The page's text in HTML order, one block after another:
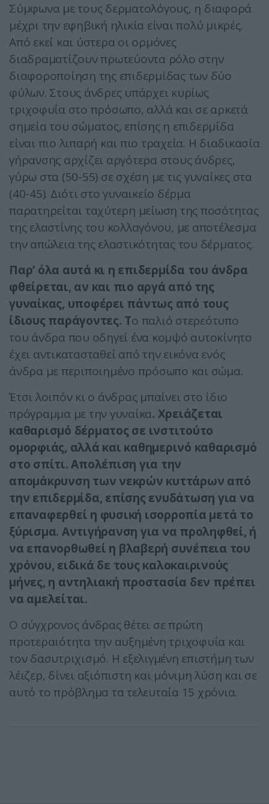
Σύμφωνα με τους δερματολόγους, η διαφορά
μέχρι την εφηβική ηλικία είναι πολύ μικρές.
Από εκεί και ύστερα οι ορμόνες
διαδραματίζουν πρωτεύοντα ρόλο στην
διαφοροποίηση της επιδερμίδας των δύο
φύλων. Στους άνδρες υπάρχει κυρίως
τριχοφυΐα στο πρόσωπο, αλλά και σε αρκετά
σημεία του σώματος, επίσης η επιδερμίδα
είναι πιο λιπαρή και πιο τραχεία. H διαδικασία
γήρανσης αρχίζει αργότερα στους άνδρες,
γύρω στα (50-55) σε σχέση με τις γυναίκες στα
(40-45). Διότι στο γυναικείο δέρμα
παρατηρείται ταχύτερη μείωση της ποσότητας
της ελαστίνης του κολλαγόνου, με αποτέλεσμα
την απώλεια της ελαστικότητας του δέρματος.
Παρ’ όλα αυτά κι η επιδερμίδα του άνδρα
φθείρεται, αν και πιο αργά από της
γυναίκας, υποφέρει πάντως από τους
ίδιους παράγοντες. Το παλιό στερεότυπο
του άνδρα που οδηγεί ένα κομψό αυτοκίνητο
έχει αντικατασταθεί από την εικόνα ενός
άνδρα με περιποιημένο πρόσωπο και σώμα.
Έτσι λοιπόν κι ο άνδρας μπαίνει στο ίδιο
πρόγραμμα με την γυναίκα. Χρειάζεται
καθαρισμό δέρματος σε ινστιτούτο
ομορφιάς, αλλά και καθημερινό καθαρισμό
στο σπίτι. Απολέπιση για την
απομάκρυνση των νεκρών κυττάρων από
την επιδερμίδα, επίσης ενυδάτωση για να
επαναφερθεί η φυσική ισορροπία μετά το
ξύρισμα. Αντιγήρανση για να προληφθεί, ή
να επανορθωθεί η βλαβερή συνέπεια του
χρόνου, ειδικά δε τους καλοκαιρινούς
μήνες, η αντηλιακή προστασία δεν πρέπει
να αμελείται.
Ο σύγχρονος άνδρας θέτει σε πρώτη
προτεραιότητα την αυξημένη τριχοφυΐα και
τον δασυτριχισμό. Η εξελιγμένη επιστήμη των
λέιζερ, δίνει αξιόπιστη και μόνιμη λύση και σε
αυτό το πρόβλημα τα τελευταία 15 χρόνια.